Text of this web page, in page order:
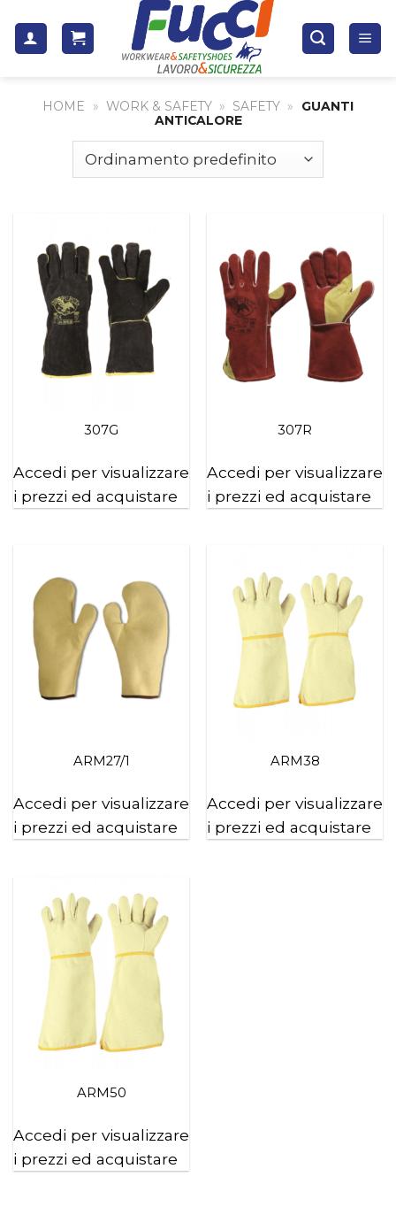
content
HOME » WORK & SAFETY » SAFETY »
GUANTI
ANTICALORE
307G
Accedi per visualizzare
i prezzi ed acquistare
307R
Accedi per visualizzare
i prezzi ed acquistare
ARM27/1
Accedi per visualizzare
i prezzi ed acquistare
ARM38
Accedi per visualizzare
i prezzi ed acquistare
ARM50
Accedi per visualizzare
i prezzi ed acquistare